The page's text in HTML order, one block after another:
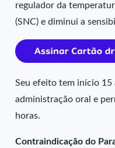
regulador da
(SNC) e diminui a
Seu efeito tem início 15
administração oral e
horas.
Contraindicação do